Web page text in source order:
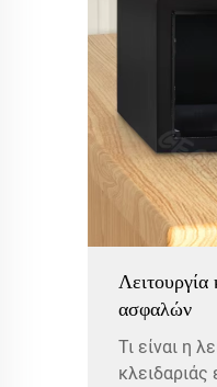
ασφαλών
Τι είναι η